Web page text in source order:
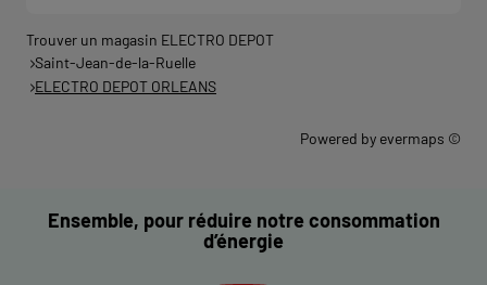
Trouver un magasin ELECTRO DEPOT
Saint-Jean-de-la-Ruelle
ELECTRO DEPOT ORLEANS
Powered by evermaps ©
Ensemble, pour réduire notre consommation
d’énergie